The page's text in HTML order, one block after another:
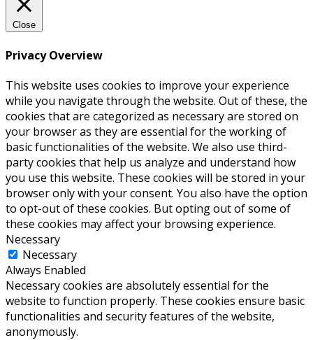
Close
Privacy Overview
This website uses cookies to improve your experience
while you navigate through the website. Out of these, the
cookies that are categorized as necessary are stored on
your browser as they are essential for the working of
basic functionalities of the website. We also use third-
party cookies that help us analyze and understand how
you use this website. These cookies will be stored in your
browser only with your consent. You also have the option
to opt-out of these cookies. But opting out of some of
these cookies may affect your browsing experience.
Necessary
Necessary
Always Enabled
Necessary cookies are absolutely essential for the
website to function properly. These cookies ensure basic
functionalities and security features of the website,
anonymously.